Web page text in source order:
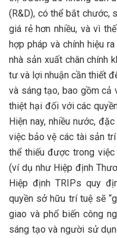
(R&D), có thể bắt chước,
giá rẻ hơn nhiều, và vì
hợp pháp và chính hiệu
nhà sản xuất chân chính
tư và lợi nhuận cần thiết
và sáng tạo, bao gồm cả
thiệt hại đối với các
Hiện nay, nhiều nước,
việc bảo vệ các tài sản
thể thiếu được trong
(ví dụ như Hiệp định
Hiệp định TRIPs quy
quyền sở hữu trí tuệ sẽ
giao và phổ biến công
sáng tạo và người sử